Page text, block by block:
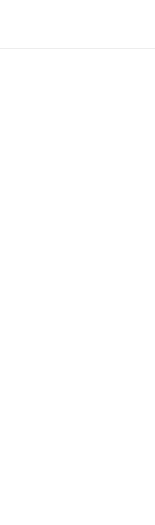
konten